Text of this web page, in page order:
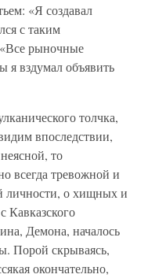
«Я создавал
с таким
рыночные
я вздумал объявить
толчка,
впоследствии,
то
всегда тревожной и
личности, о хищных и
Кавказского
Демона, началось
Порой скрываясь,
окончательно,